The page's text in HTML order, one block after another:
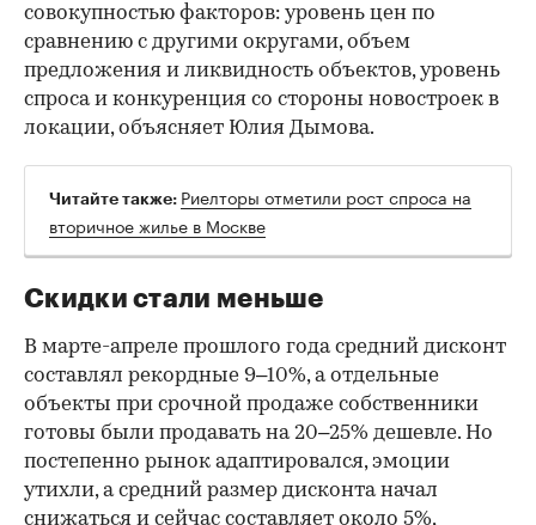
совокупностью факторов: уровень цен по
сравнению с другими округами, объем
предложения и ликвидность объектов, уровень
спроса и конкуренция со стороны новостроек в
локации, объясняет Юлия Дымова.
Читайте также: Риелторы отметили рост спроса на
вторичное жилье в Москве
Скидки стали меньше
В марте-апреле прошлого года средний дисконт
составлял рекордные 9–10%, а отдельные
объекты при срочной продаже собственники
готовы были продавать на 20–25% дешевле. Но
постепенно рынок адаптировался, эмоции
утихли, а средний размер дисконта начал
снижаться и сейчас составляет около 5%,